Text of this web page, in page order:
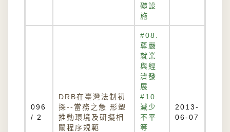
礎設
施
096
/ 2
DRB在臺灣法制初
探--當務之急 形塑
推動環境及研擬相
關程序規範
#08.
尊嚴
就業
與經
濟發
展
#10.
減少
不平
等
2013-
06-07